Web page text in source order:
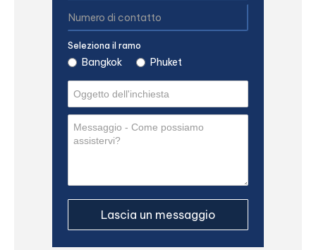
Seleziona il ramo
Bangkok Phuket